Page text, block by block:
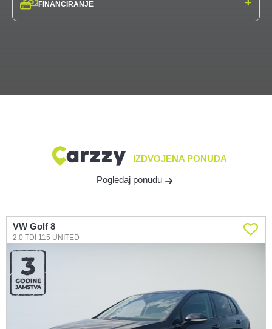
FINANCIRANJE
IZDVOJENA PONUDA
Pogledaj ponudu
VW Golf 8
2.0 TDI 115 UNITED